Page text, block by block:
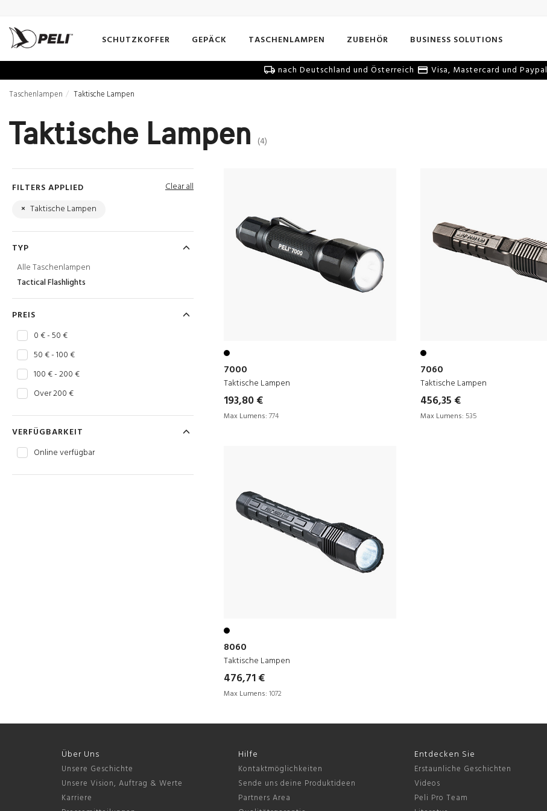
SCHUTZKOFFER GEPÄCK TASCHENLAMPEN ZUBEHÖR BUSINESS SOLUTIONS
nach Deutschland und Österreich Visa, Mastercard und Paypal
Taschenlampen Taktische Lampen
Taktische Lampen (4)
FILTERS APPLIED
Clear all
× Taktische Lampen
TYP
Alle Taschenlampen
Tactical Flashlights
PREIS
0 € - 50 €
50 € - 100 €
100 € - 200 €
Over 200 €
VERFÜGBARKEIT
Online verfügbar
7000
Taktische Lampen
193,80 €
Max Lumens: 774
7060
Taktische Lampen
456,35 €
Max Lumens: 535
8060
Taktische Lampen
476,71 €
Max Lumens: 1072
Über Uns
Unsere Geschichte
Unsere Vision, Auftrag & Werte
Karriere
Hilfe
Kontaktmöglichkeiten
Sende uns deine Produktideen
Partners Area
Entdecken Sie
Erstaunliche Geschichten
Videos
Peli Pro Team